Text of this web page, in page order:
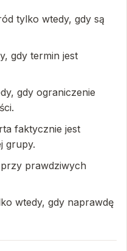
tylko wtedy, gdy są
gdy termin jest
gdy ograniczenie
faktycznie jest
grupy.
prawdziwych
wtedy, gdy naprawdę